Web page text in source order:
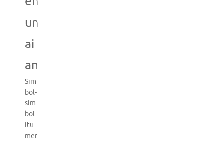
un
ai
an
Sim
bol-
sim
bol
itu
mer